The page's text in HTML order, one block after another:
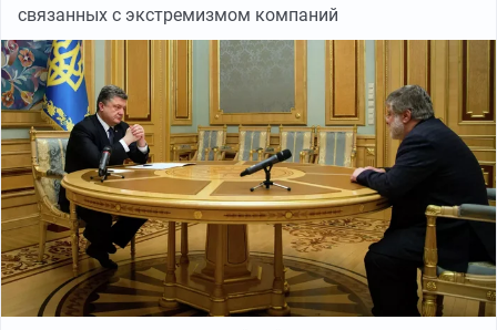
связанных с экстремизмом компаний